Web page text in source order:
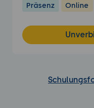
Präsenz Online